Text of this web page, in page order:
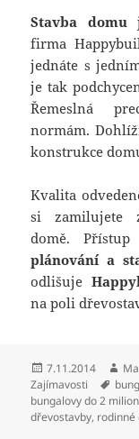
Stavba domu
firma
jednáte s
je tak
Řemeslná
normám.
konstrukce
Kvalita
si zamilujete
domě.
plánování a
odlišuje
na poli
Publikováno:
7.11.2014
Zajímavosti
bungalovy do 2
dřevostavby, rodinné